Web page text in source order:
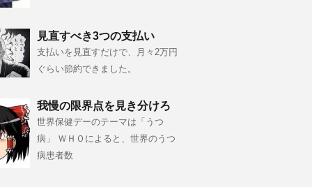
見直すべき3つの支払い
支払いを見直すだけで、月々2万円
ぐらい節約できました。
我慢の限界点を見き分けろ
世界保健デーのテーマは「うつ
病」 ＷＨＯによると、世界のうつ
病患者数